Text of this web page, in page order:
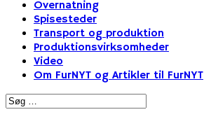
Overnatning
Spisesteder
Transport og produktion
Produktionsvirksomheder
Video
Om FurNYT og Artikler til FurNYT